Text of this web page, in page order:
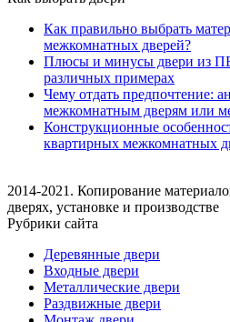
Как правильно выбрать
межкомнатных дверей?
Плюсы и минусы двери из
различных примерах
Чему отдать предпочтение:
межкомнатным дверям или
Конструкционные
квартирных межкомнатных
2014-2021. Копирование
дверях, установке и производстве
Рубрики сайта
Деревянные двери
Входные двери
Металлические двери
Раздвижные двери